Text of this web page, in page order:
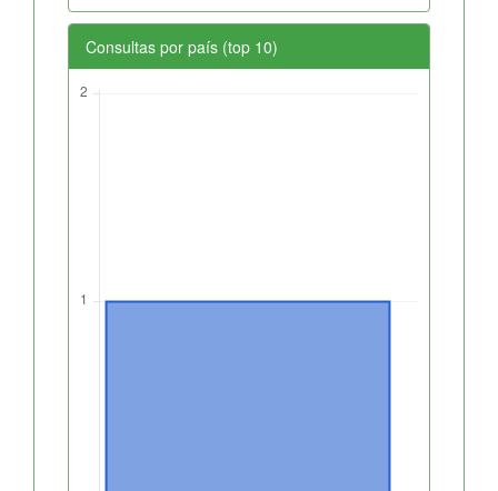
Consultas por país (top 10)